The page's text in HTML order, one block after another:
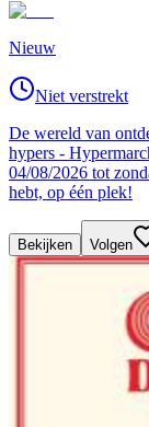
Nieuw
Niet verstrekt
De wereld van
hypers -
04/08/2026 tot
hebt, op één plek!
Bekijken Volgen